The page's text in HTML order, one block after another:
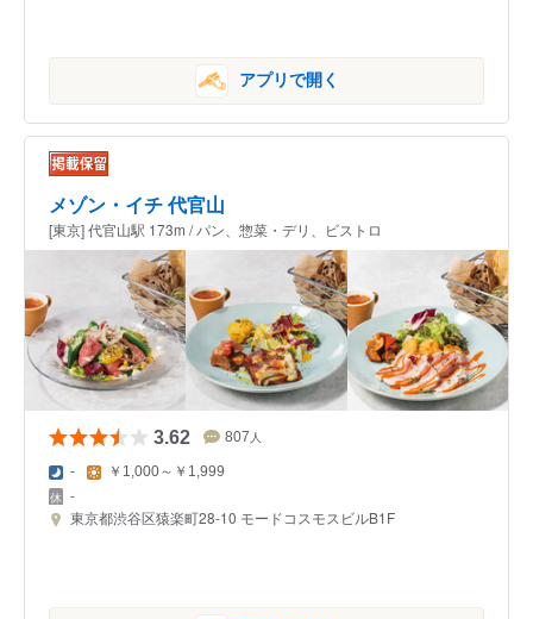
アプリで開く
メゾン・イチ 代官山
[東京] 代官山駅 173m / パン、惣菜・デリ、ビストロ
3.62 807 人
- ￥1,000～￥1,999
-
東京都渋谷区猿楽町28-10 モードコスモスビルB1F